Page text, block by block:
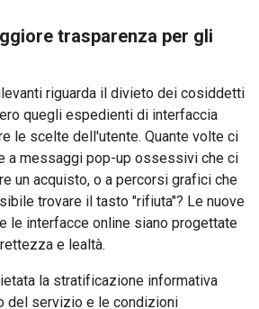
trasparenza per gli
riguarda il divieto dei cosiddetti
quegli espedienti di interfaccia
le scelte dell'utente. Quante volte ci
a messaggi pop-up ossessivi che ci
un acquisto, o a percorsi grafici che
trovare il tasto "rifiuta"? Le nuove
le interfacce online siano progettate
e lealtà.
la stratificazione informativa
del servizio e le condizioni